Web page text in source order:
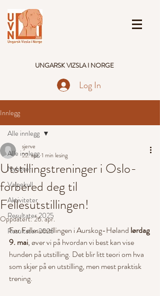
UNGARSK VIZSLA I NORGE
Log In
Innlegg
Alle innlegg
Nyheter
Valpekull
Aktiviteter
Resultater 2025
Resultater 2026
Alle innlegg
Utstillingstreninger i Oslo-
forbered deg til
Fellesutstillingen!
sjerve
22. apr.1 min lesing
Oppdatert:26. apr.
Før Fellesutstillingen i Aurskog-Høland lørdag
9. mai, øver vi på hvordan vi best kan vise
hunden på utstilling. Det blir litt teori om hva
som skjer på en utstilling, men mest praktisk
trening.